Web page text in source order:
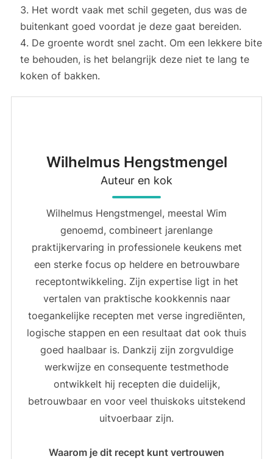
Het wordt vaak met schil gegeten, dus was de
buitenkant goed voordat je deze gaat bereiden.
De groente wordt snel zacht. Om een lekkere bite
te behouden, is het belangrijk deze niet te lang te
koken of bakken.
Wilhelmus Hengstmengel
Auteur en kok
Wilhelmus Hengstmengel, meestal Wim
genoemd, combineert jarenlange
praktijkervaring in professionele keukens met
een sterke focus op heldere en betrouwbare
receptontwikkeling. Zijn expertise ligt in het
vertalen van praktische kookkennis naar
toegankelijke recepten met verse ingrediënten,
logische stappen en een resultaat dat ook thuis
goed haalbaar is. Dankzij zijn zorgvuldige
werkwijze en consequente testmethode
ontwikkelt hij recepten die duidelijk,
betrouwbaar en voor veel thuiskoks uitstekend
uitvoerbaar zijn.
Waarom je dit recept kunt vertrouwen